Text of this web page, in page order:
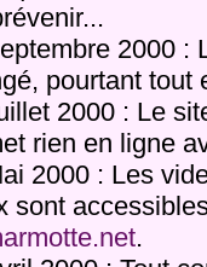
2000 :
pourtant tout
2000 : Le
rien en ligne
2000 : Les
sont
.